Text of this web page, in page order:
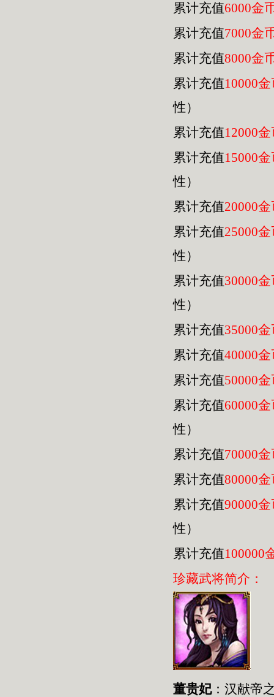
累计充值6000金
累计充值7000金
累计充值8000金
累计充值10000
性）
累计充值12000
累计充值15000
性）
累计充值20000
累计充值25000
性）
累计充值30000
性）
累计充值35000
累计充值40000
累计充值50000
累计充值60000
性）
累计充值70000
累计充值80000
累计充值90000
性）
累计充值100000
珍藏武将简介：
董贵妃：汉献帝